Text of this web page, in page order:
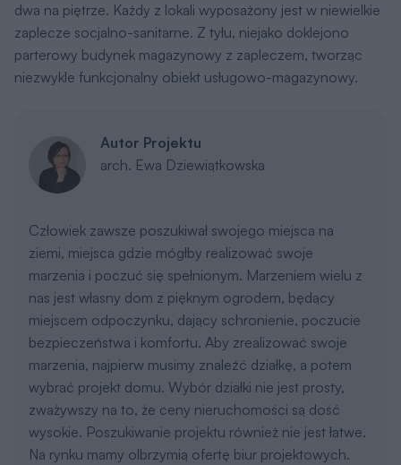
dwa na piętrze. Każdy z lokali wyposażony jest w niewielkie
zaplecze socjalno-sanitarne. Z tyłu, niejako doklejono
parterowy budynek magazynowy z zapleczem, tworząc
niezwykle funkcjonalny obiekt usługowo-magazynowy.
Autor Projektu
arch. Ewa Dziewiątkowska
Człowiek zawsze poszukiwał swojego miejsca na
ziemi, miejsca gdzie mógłby realizować swoje
marzenia i poczuć się spełnionym. Marzeniem wielu z
nas jest własny dom z pięknym ogrodem, będący
miejscem odpoczynku, dający schronienie, poczucie
bezpieczeństwa i komfortu. Aby zrealizować swoje
marzenia, najpierw musimy znaleźć działkę, a potem
wybrać projekt domu. Wybór działki nie jest prosty,
zważywszy na to, że ceny nieruchomości są dość
wysokie. Poszukiwanie projektu również nie jest łatwe.
Na rynku mamy olbrzymią ofertę biur projektowych.